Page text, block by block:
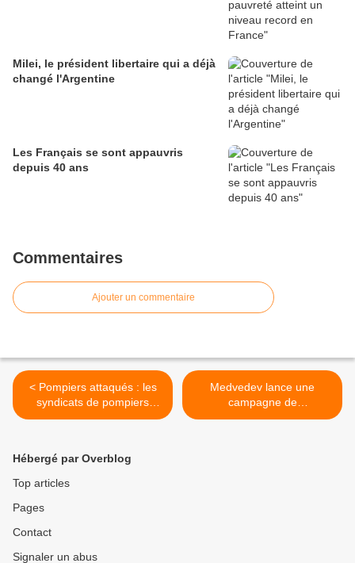
Milei, le président libertaire qui a déjà
changé l'Argentine
Les Français se sont appauvris
depuis 40 ans
Commentaires
Ajouter un commentaire
< Pompiers attaqués : les
syndicats de pompiers
communiquent
Medvedev lance une
campagne de
déstalinisation de la Russie
Hébergé par Overblog
Top articles
Pages
Contact
Signaler un abus